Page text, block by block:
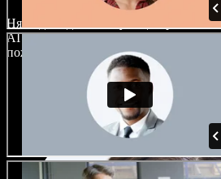
Няма два еднакво звучащи проекта.
AI гласови актьори и акценти и ги
пожелаете.